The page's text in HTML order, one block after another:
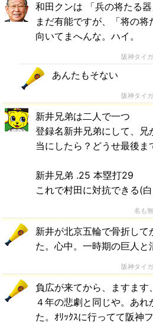
和田クンは 「兵の将たる
まだ有能ですが、「将の将
向いてまへんな。ハイ。
阪神タイ
あんたもそない
阪神タイ
新井兄弟は二人で一つ
登録名新井兄弟にして、兄
当にしたら？どうせ最後ま
新井兄弟 .25 本塁打29
これで村田に対抗できる(
名も
新井が北京五輪で骨折して
た。心中。一時期の巨人と
阪神タイ
負広が来てから、ますま
４年の悲劇と同じや。あれ
た。ｵﾘｯｸｽに行ってて阪神